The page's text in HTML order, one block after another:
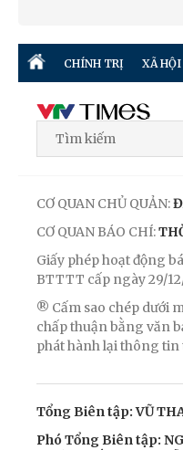
CHÍNH TRỊ XÃ HỘI
CƠ QUAN CHỦ QUẢN:
CƠ QUAN BÁO CHÍ:
Giấy phép hoạt động
BTTTT cấp ngày 29/
® Cấm sao chép dưới
chấp thuận bằng văn
phát hành lại thông tin
Tổng Biên tập: VŨ
Phó Tổng Biên tập: